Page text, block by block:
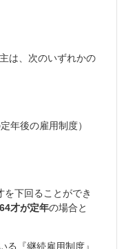
は、次のいずれかの
年後の雇用制度）
下回ることができ
才が定年の場合と
『継続雇用制度』